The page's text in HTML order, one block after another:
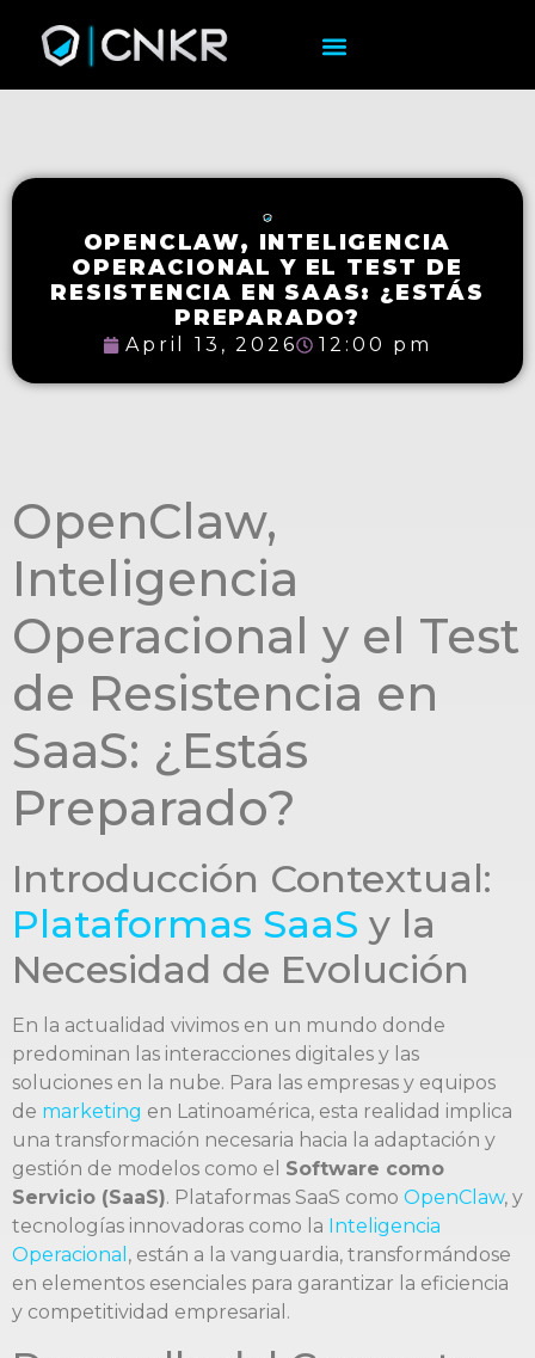
OPENCLAW, INTELIGENCIA
OPERACIONAL Y EL TEST DE
RESISTENCIA EN SAAS: ¿ESTÁS
PREPARADO?
April 13, 2026 12:00 pm
OpenClaw,
Inteligencia
Operacional y el Test
de Resistencia en
SaaS: ¿Estás
Preparado?
Introducción Contextual:
Plataformas SaaS y la
Necesidad de Evolución
En la actualidad vivimos en un mundo donde
predominan las interacciones digitales y las
soluciones en la nube. Para las empresas y equipos
de marketing en Latinoamérica, esta realidad implica
una transformación necesaria hacia la adaptación y
gestión de modelos como el Software como
Servicio (SaaS). Plataformas SaaS como OpenClaw, y
tecnologías innovadoras como la Inteligencia
Operacional , están a la vanguardia, transformándose
en elementos esenciales para garantizar la eficiencia
y competitividad empresarial.